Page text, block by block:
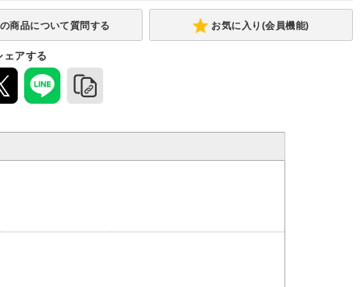
お気に入り(会員機能)
ェアする